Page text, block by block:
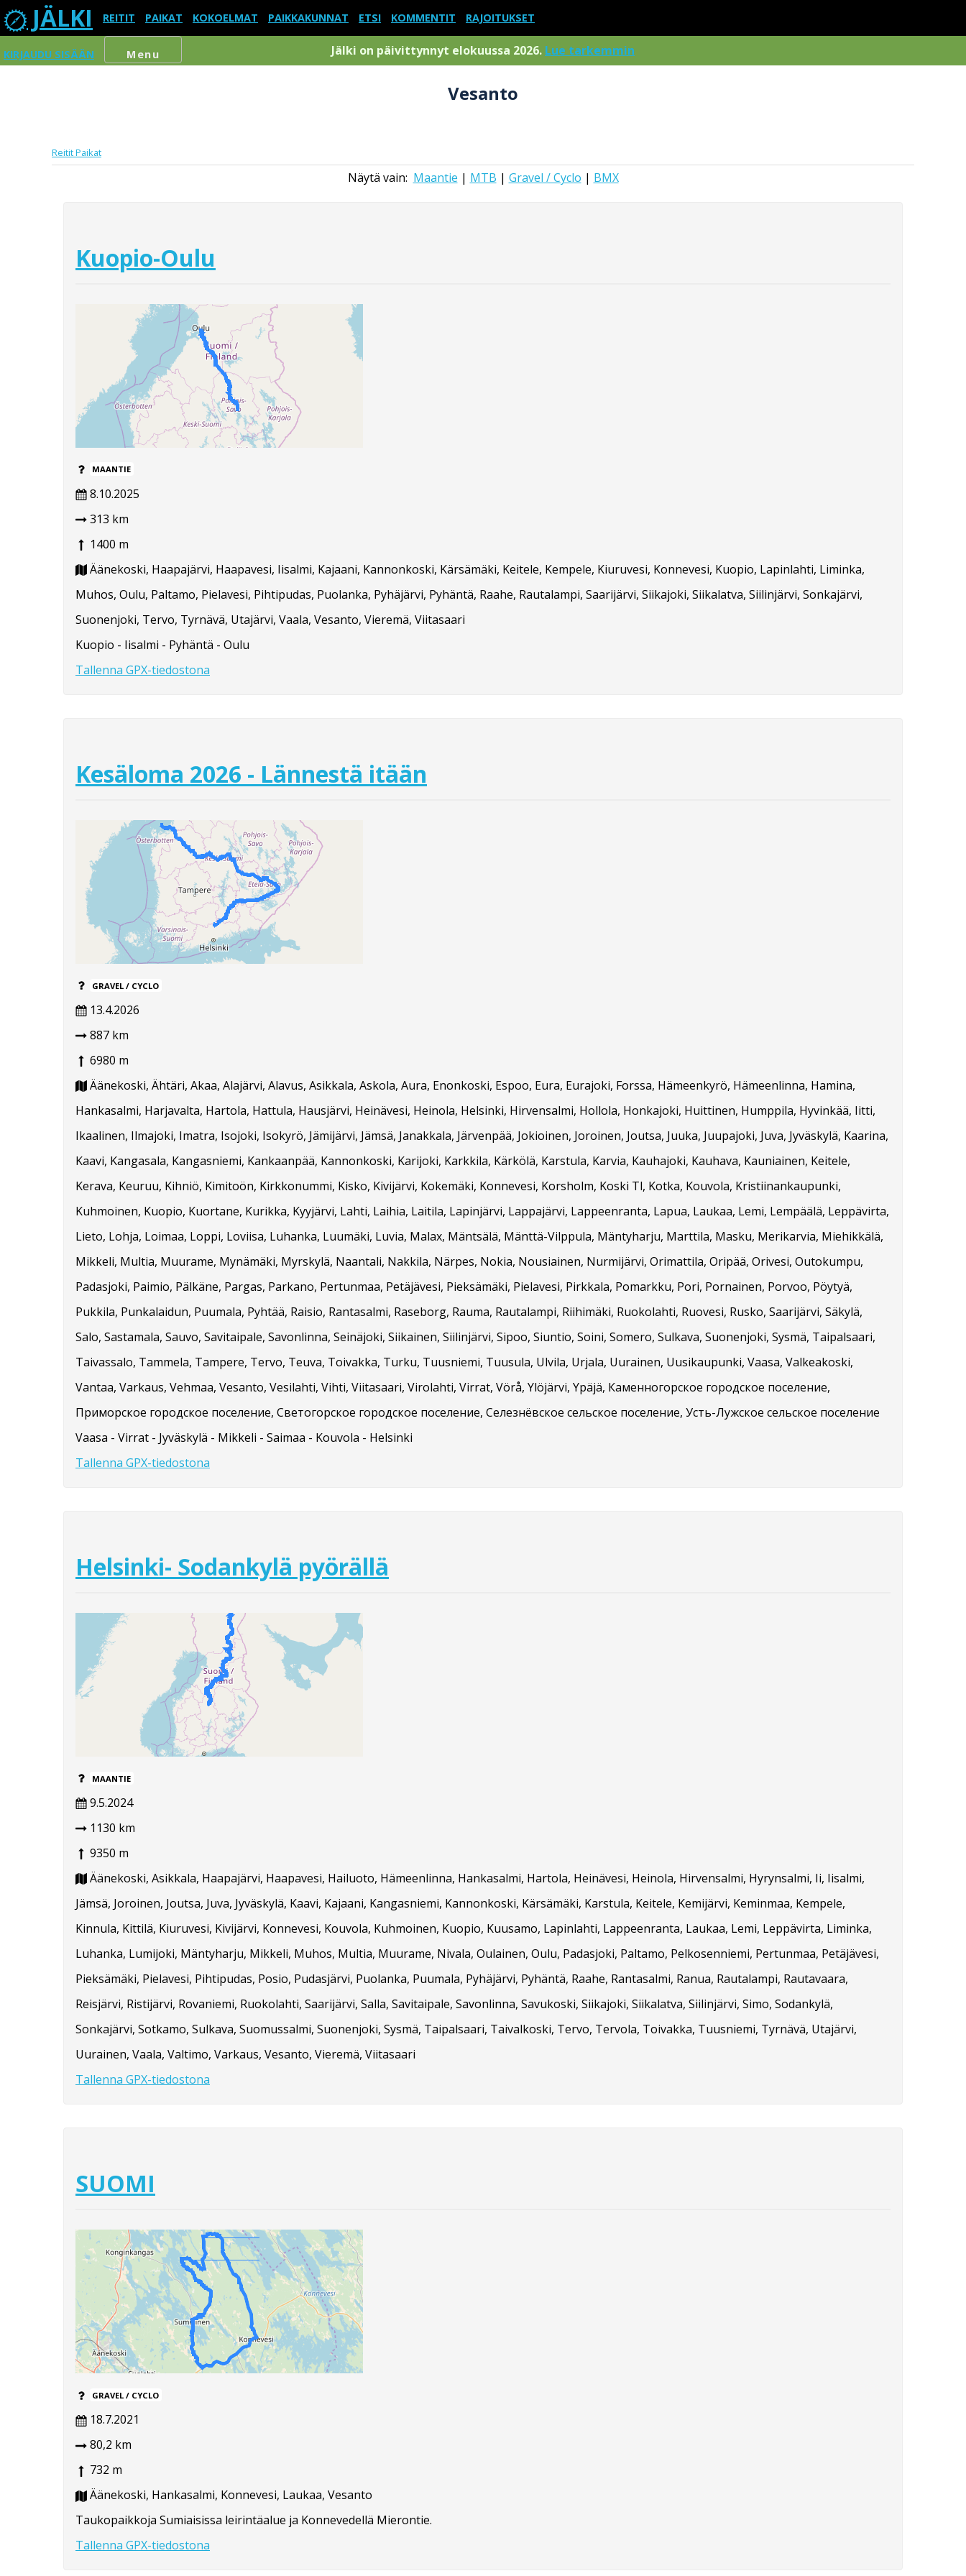
JÄLKI REITIT PAIKAT KOKOELMAT PAIKKAKUNNAT ETSI KOMMENTIT RAJOITUKSET
KIRJAUDU SISÄÄN Menu Jälki on päivittynnyt elokuussa 2026. Lue tarkemmin
Vesanto
ReititPaikat
Näytä vain: Maantie | MTB | Gravel / Cyclo | BMX
Kuopio-Oulu
MAANTIE
8.10.2025
313 km
1400 m
Äänekoski, Haapajärvi, Haapavesi, Iisalmi, Kajaani, Kannonkoski, Kärsämäki, Keitele, Kempele, Kiuruvesi, Konnevesi, Kuopio, Lapinlahti, Liminka,
Muhos, Oulu, Paltamo, Pielavesi, Pihtipudas, Puolanka, Pyhäjärvi, Pyhäntä, Raahe, Rautalampi, Saarijärvi, Siikajoki, Siikalatva, Siilinjärvi, Sonkajärvi,
Suonenjoki, Tervo, Tyrnävä, Utajärvi, Vaala, Vesanto, Vieremä, Viitasaari
Kuopio - Iisalmi - Pyhäntä - Oulu
Tallenna GPX-tiedostona
Kesäloma 2026 - Lännestä itään
GRAVEL / CYCLO
13.4.2026
887 km
6980 m
Äänekoski, Ähtäri, Akaa, Alajärvi, Alavus, Asikkala, Askola, Aura, Enonkoski, Espoo, Eura, Eurajoki, Forssa, Hämeenkyrö, Hämeenlinna, Hamina,
Hankasalmi, Harjavalta, Hartola, Hattula, Hausjärvi, Heinävesi, Heinola, Helsinki, Hirvensalmi, Hollola, Honkajoki, Huittinen, Humppila, Hyvinkää, Iitti,
Ikaalinen, Ilmajoki, Imatra, Isojoki, Isokyrö, Jämijärvi, Jämsä, Janakkala, Järvenpää, Jokioinen, Joroinen, Joutsa, Juuka, Juupajoki, Juva, Jyväskylä, Kaarina,
Kaavi, Kangasala, Kangasniemi, Kankaanpää, Kannonkoski, Karijoki, Karkkila, Kärkölä, Karstula, Karvia, Kauhajoki, Kauhava, Kauniainen, Keitele,
Kerava, Keuruu, Kihniö, Kimitoön, Kirkkonummi, Kisko, Kivijärvi, Kokemäki, Konnevesi, Korsholm, Koski Tl, Kotka, Kouvola, Kristiinankaupunki,
Kuhmoinen, Kuopio, Kuortane, Kurikka, Kyyjärvi, Lahti, Laihia, Laitila, Lapinjärvi, Lappajärvi, Lappeenranta, Lapua, Laukaa, Lemi, Lempäälä, Leppävirta,
Lieto, Lohja, Loimaa, Loppi, Loviisa, Luhanka, Luumäki, Luvia, Malax, Mäntsälä, Mänttä-Vilppula, Mäntyharju, Marttila, Masku, Merikarvia, Miehikkälä,
Mikkeli, Multia, Muurame, Mynämäki, Myrskylä, Naantali, Nakkila, Närpes, Nokia, Nousiainen, Nurmijärvi, Orimattila, Oripää, Orivesi, Outokumpu,
Padasjoki, Paimio, Pälkäne, Pargas, Parkano, Pertunmaa, Petäjävesi, Pieksämäki, Pielavesi, Pirkkala, Pomarkku, Pori, Pornainen, Porvoo, Pöytyä,
Pukkila, Punkalaidun, Puumala, Pyhtää, Raisio, Rantasalmi, Raseborg, Rauma, Rautalampi, Riihimäki, Ruokolahti, Ruovesi, Rusko, Saarijärvi, Säkylä,
Salo, Sastamala, Sauvo, Savitaipale, Savonlinna, Seinäjoki, Siikainen, Siilinjärvi, Sipoo, Siuntio, Soini, Somero, Sulkava, Suonenjoki, Sysmä, Taipalsaari,
Taivassalo, Tammela, Tampere, Tervo, Teuva, Toivakka, Turku, Tuusniemi, Tuusula, Ulvila, Urjala, Uurainen, Uusikaupunki, Vaasa, Valkeakoski,
Vantaa, Varkaus, Vehmaa, Vesanto, Vesilahti, Vihti, Viitasaari, Virolahti, Virrat, Vörå, Ylöjärvi, Ypäjä, Каменногорское городское поселение,
Приморское городское поселение, Светогорское городское поселение, Селезнёвское сельское поселение, Усть-Лужское сельское поселение
Vaasa - Virrat - Jyväskylä - Mikkeli - Saimaa - Kouvola - Helsinki
Tallenna GPX-tiedostona
Helsinki- Sodankylä pyörällä
MAANTIE
9.5.2024
1130 km
9350 m
Äänekoski, Asikkala, Haapajärvi, Haapavesi, Hailuoto, Hämeenlinna, Hankasalmi, Hartola, Heinävesi, Heinola, Hirvensalmi, Hyrynsalmi, Ii, Iisalmi,
Jämsä, Joroinen, Joutsa, Juva, Jyväskylä, Kaavi, Kajaani, Kangasniemi, Kannonkoski, Kärsämäki, Karstula, Keitele, Kemijärvi, Keminmaa, Kempele,
Kinnula, Kittilä, Kiuruvesi, Kivijärvi, Konnevesi, Kouvola, Kuhmoinen, Kuopio, Kuusamo, Lapinlahti, Lappeenranta, Laukaa, Lemi, Leppävirta, Liminka,
Luhanka, Lumijoki, Mäntyharju, Mikkeli, Muhos, Multia, Muurame, Nivala, Oulainen, Oulu, Padasjoki, Paltamo, Pelkosenniemi, Pertunmaa, Petäjävesi,
Pieksämäki, Pielavesi, Pihtipudas, Posio, Pudasjärvi, Puolanka, Puumala, Pyhäjärvi, Pyhäntä, Raahe, Rantasalmi, Ranua, Rautalampi, Rautavaara,
Reisjärvi, Ristijärvi, Rovaniemi, Ruokolahti, Saarijärvi, Salla, Savitaipale, Savonlinna, Savukoski, Siikajoki, Siikalatva, Siilinjärvi, Simo, Sodankylä,
Sonkajärvi, Sotkamo, Sulkava, Suomussalmi, Suonenjoki, Sysmä, Taipalsaari, Taivalkoski, Tervo, Tervola, Toivakka, Tuusniemi, Tyrnävä, Utajärvi,
Uurainen, Vaala, Valtimo, Varkaus, Vesanto, Vieremä, Viitasaari
Tallenna GPX-tiedostona
SUOMI
GRAVEL / CYCLO
18.7.2021
80,2 km
732 m
Äänekoski, Hankasalmi, Konnevesi, Laukaa, Vesanto
Taukopaikkoja Sumiaisissa leirintäalue ja Konnevedellä Mierontie.
Tallenna GPX-tiedostona